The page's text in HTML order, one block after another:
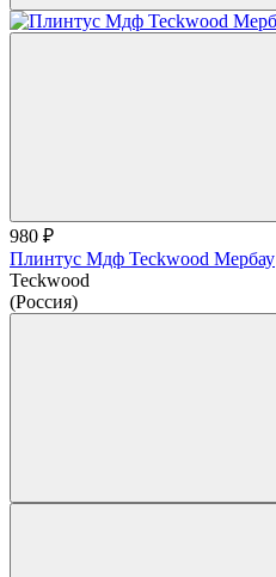
980 ₽
Плинтус Мдф Teckwood Мербау
Teckwood
(Россия)